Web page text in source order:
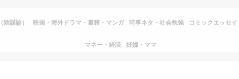
陰謀論） 映画・海外ドラマ・書籍・マンガ 時事ネタ・社会勉強 コミックエッセイ
マネー・経済 妊婦・ママ